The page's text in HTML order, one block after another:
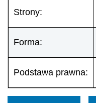
Strony:
Forma:
Podstawa prawna: